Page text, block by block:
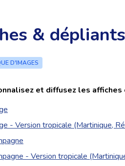
&
D'IMAGES
et diffusez les
- Version tropicale (Martinique,
- Version tropicale